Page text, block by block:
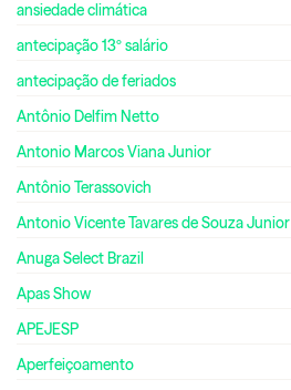
ansiedade climática
antecipação 13º salário
antecipação de feriados
Antônio Delfim Netto
Antonio Marcos Viana Junior
Antônio Terassovich
Antonio Vicente Tavares de Souza Junior
Anuga Select Brazil
Apas Show
APEJESP
Aperfeiçoamento